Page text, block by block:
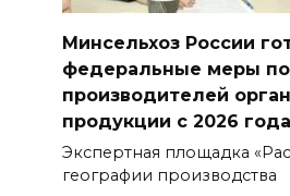
Минсельхоз России
федеральные меры
производителей
продукции с 2026 года
Экспертная площадка
географии производства